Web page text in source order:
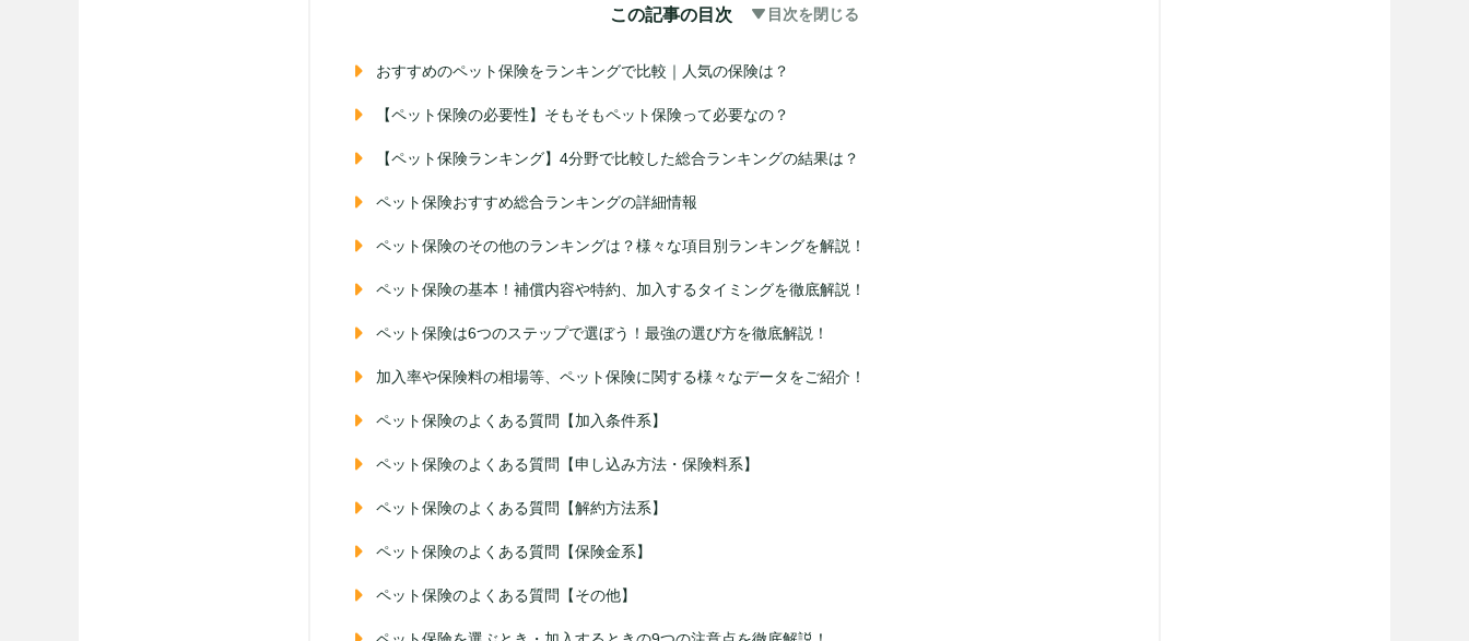
この記事の目次 目次を閉じる
おすすめのペット保険をランキングで比較｜人気の保険は？
【ペット保険の必要性】そもそもペット保険って必要なの？
【ペット保険ランキング】4分野で比較した総合ランキングの結果は？
ペット保険おすすめ総合ランキングの詳細情報
ペット保険のその他のランキングは？様々な項目別ランキングを解説！
ペット保険の基本！補償内容や特約、加入するタイミングを徹底解説！
ペット保険は6つのステップで選ぼう！最強の選び方を徹底解説！
加入率や保険料の相場等、ペット保険に関する様々なデータをご紹介！
ペット保険のよくある質問【加入条件系】
ペット保険のよくある質問【申し込み方法・保険料系】
ペット保険のよくある質問【解約方法系】
ペット保険のよくある質問【保険金系】
ペット保険のよくある質問【その他】